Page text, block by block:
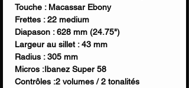
Touche : Macassar Ebony
Frettes : 22 medium
Diapason : 628 mm (24.75")
Largeur au sillet : 43 mm
Radius : 305 mm
Micros :Ibanez Super 58
Contrôles :2 volumes / 2 tonalités